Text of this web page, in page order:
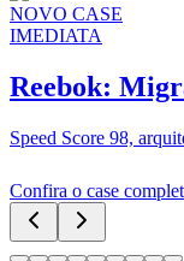
NOVO CASE
IMEDIATA
Reebok:
Speed Score 98,
Confira o case